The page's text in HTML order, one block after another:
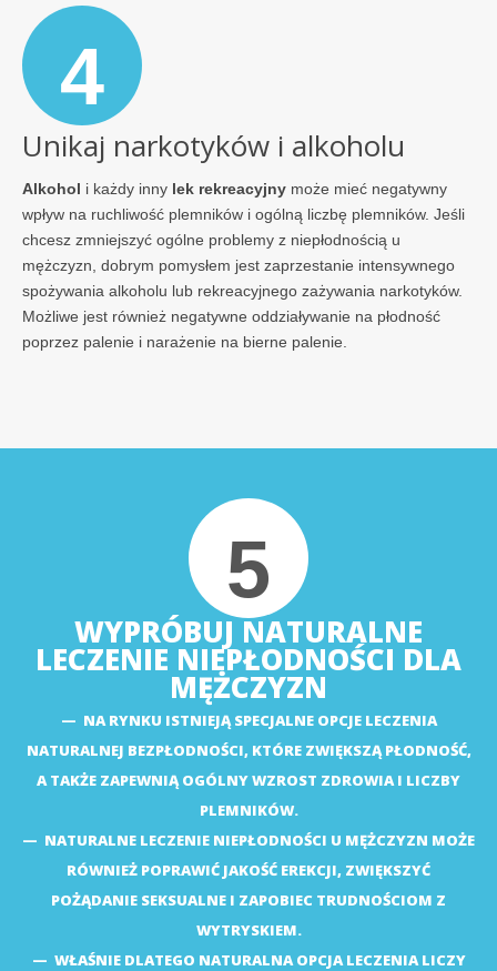
4
Unikaj narkotyków i alkoholu
Alkohol i każdy inny lek rekreacyjny może mieć negatywny
wpływ na ruchliwość plemników i ogólną liczbę plemników. Jeśli
chcesz zmniejszyć ogólne problemy z niepłodnością u
mężczyzn, dobrym pomysłem jest zaprzestanie intensywnego
spożywania alkoholu lub rekreacyjnego zażywania narkotyków.
Możliwe jest również negatywne oddziaływanie na płodność
poprzez palenie i narażenie na bierne palenie.
5
WYPRÓBUJ NATURALNE
LECZENIE NIEPŁODNOŚCI DLA
MĘŻCZYZN
NA RYNKU ISTNIEJĄ SPECJALNE OPCJE LECZENIA
NATURALNEJ BEZPŁODNOŚCI, KTÓRE ZWIĘKSZĄ PŁODNOŚĆ,
A TAKŻE ZAPEWNIĄ OGÓLNY WZROST ZDROWIA I LICZBY
PLEMNIKÓW.
NATURALNE LECZENIE NIEPŁODNOŚCI U MĘŻCZYZN MOŻE
RÓWNIEŻ POPRAWIĆ JAKOŚĆ EREKCJI, ZWIĘKSZYĆ
POŻĄDANIE SEKSUALNE I ZAPOBIEC TRUDNOŚCIOM Z
WYTRYSKIEM.
WŁAŚNIE DLATEGO NATURALNA OPCJA LECZENIA LICZY